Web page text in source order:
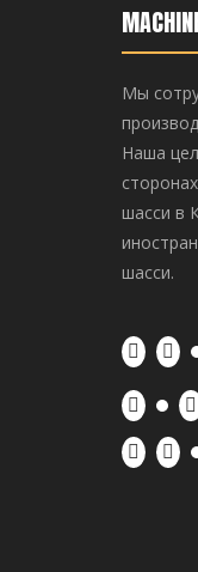
Мы
Наша
шасси в
шасси.